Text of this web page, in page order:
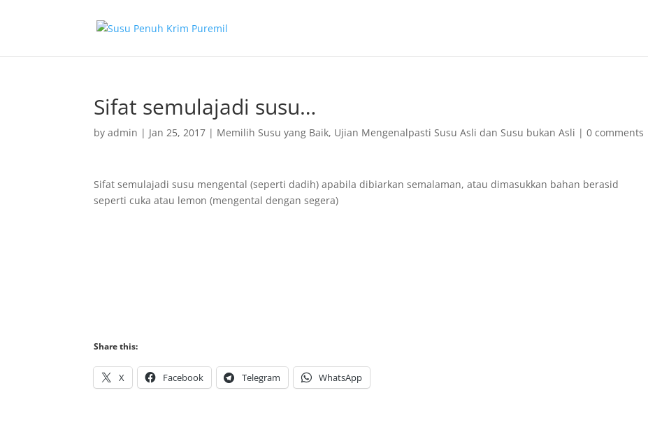
Sifat semulajadi susu…
byadmin | Jan 25, 2017 | Memilih Susu yang Baik, Ujian Mengenalpasti Susu Asli dan Susu bukan Asli |0 comments
Sifat semulajadi susu mengental (seperti dadih) apabila dibiarkan semalaman, atau dimasukkan bahan berasid
seperti cuka atau lemon (mengental dengan segera)
Share this:
X Facebook Telegram WhatsApp